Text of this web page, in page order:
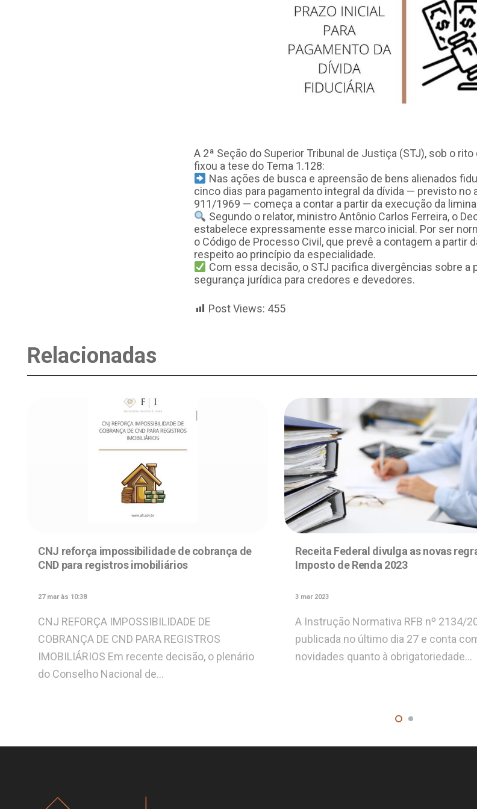
A 2ª Seção do Superior Tribunal de Justiça (STJ), sob o
fixou a tese do Tema 1.128:
Nas ações de busca e apreensão de bens alienados
cinco dias para pagamento integral da dívida — previsto no
911/1969 — começa a contar a partir da execução da
Segundo o relator, ministro Antônio Carlos Ferreira, o
estabelece expressamente esse marco inicial. Por ser
o Código de Processo Civil, que prevê a contagem a partir
respeito ao princípio da especialidade.
Com essa decisão, o STJ pacifica divergências sobre a
segurança jurídica para credores e devedores.
Post Views: 455
Relacionadas
CNJ reforça impossibilidade de cobrança de
CND para registros imobiliários
27 mar às 10:38
CNJ REFORÇA IMPOSSIBILIDADE DE
COBRANÇA DE CND PARA REGISTROS
IMOBILIÁRIOS Em recente decisão, o plenário
do Conselho Nacional de…
Receita Federal divulga as novas
Imposto de Renda 2023
3 mar 2023
A Instrução Normativa RFB nº 2134/
publicada no último dia 27 e conta
novidades quanto à obrigatoriedade…